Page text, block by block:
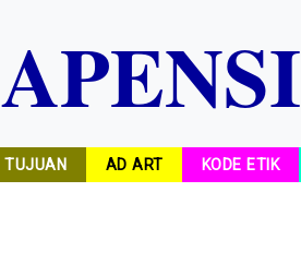
APENSI
TUJUAN AD ART KODE ETIK